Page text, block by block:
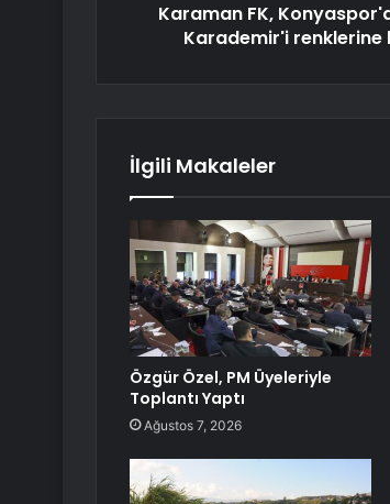
Karaman FK,
Karademir'i renklerine
İlgili Makaleler
Özgür Özel, PM Üyeleriyle
Toplantı Yaptı
Ağustos 7, 2026